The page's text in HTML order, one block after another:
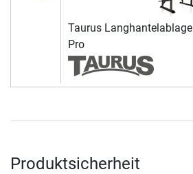
Taurus Langhantelablage
Pro
Produktsicherheit